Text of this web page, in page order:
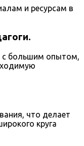
и ресурсам в
с большим опытом,
что делает
круга